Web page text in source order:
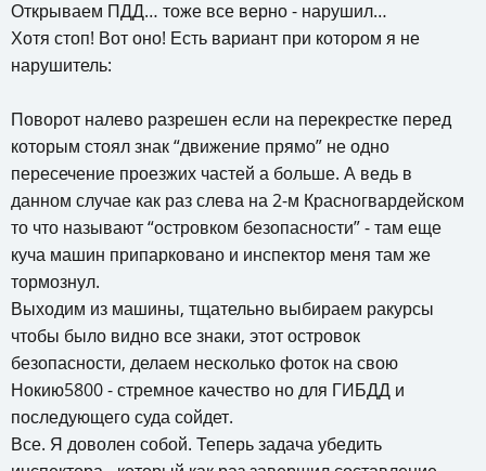
Открываем ПДД… тоже все верно - нарушил…
Хотя стоп! Вот оно! Есть вариант при котором я не
нарушитель:
Поворот налево разрешен если на перекрестке перед
которым стоял знак “движение прямо” не одно
пересечение проезжих частей а больше. А ведь в
данном случае как раз слева на 2-м Красногвардейском
то что называют “островком безопасности” - там еще
куча машин припарковано и инспектор меня там же
тормознул.
Выходим из машины, тщательно выбираем ракурсы
чтобы было видно все знаки, этот островок
безопасности, делаем несколько фоток на свою
Нокию5800 - стремное качество но для ГИБДД и
последующего суда сойдет.
Все. Я доволен собой. Теперь задача убедить